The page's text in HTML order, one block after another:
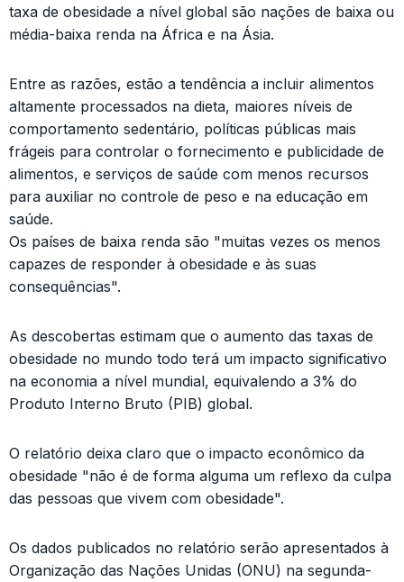
taxa de obesidade a nível global são nações de baixa ou
média-baixa renda na África e na Ásia.
Entre as razões, estão a tendência a incluir alimentos
altamente processados na dieta, maiores níveis de
comportamento sedentário, políticas públicas mais
frágeis para controlar o fornecimento e publicidade de
alimentos, e serviços de saúde com menos recursos
para auxiliar no controle de peso e na educação em
saúde.
Os países de baixa renda são "muitas vezes os menos
capazes de responder à obesidade e às suas
consequências".
As descobertas estimam que o aumento das taxas de
obesidade no mundo todo terá um impacto significativo
na economia a nível mundial, equivalendo a 3% do
Produto Interno Bruto (PIB) global.
O relatório deixa claro que o impacto econômico da
obesidade "não é de forma alguma um reflexo da culpa
das pessoas que vivem com obesidade".
Os dados publicados no relatório serão apresentados à
Organização das Nações Unidas (ONU) na segunda-